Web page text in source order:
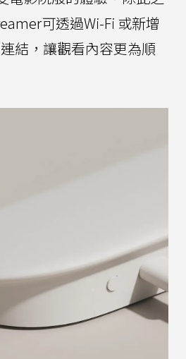
可透過Wi-Fi 或新增
結，讓觀看內容更為順